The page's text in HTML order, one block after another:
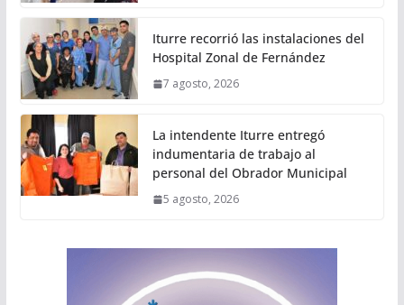
Iturre recorrió las instalaciones del
Hospital Zonal de Fernández
7 agosto, 2026
La intendente Iturre entregó
indumentaria de trabajo al
personal del Obrador Municipal
5 agosto, 2026